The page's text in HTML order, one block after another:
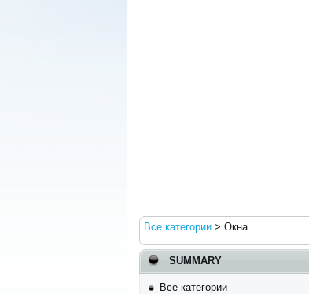
Все категории >Окна
SUMMARY
Все категории